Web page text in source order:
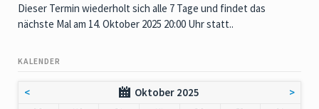
Dieser Termin wiederholt sich alle 7 Tage und findet das
nächste Mal am 14. Oktober 2025 20:00 Uhrstatt..
KALENDER
< Oktober 2025 >